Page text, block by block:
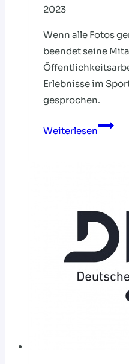
2023
Wenn alle Fotos
beendet seine
Erlebnisse im
gesprochen.
Weiterlesen
WENN
IHR
MICH
AUF
DER